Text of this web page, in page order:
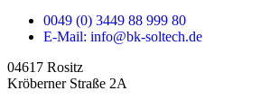
0049 (0) 3449 88 999 80
E-Mail: info@bk-soltech.de
04617 Rositz
Kröberner Straße 2A